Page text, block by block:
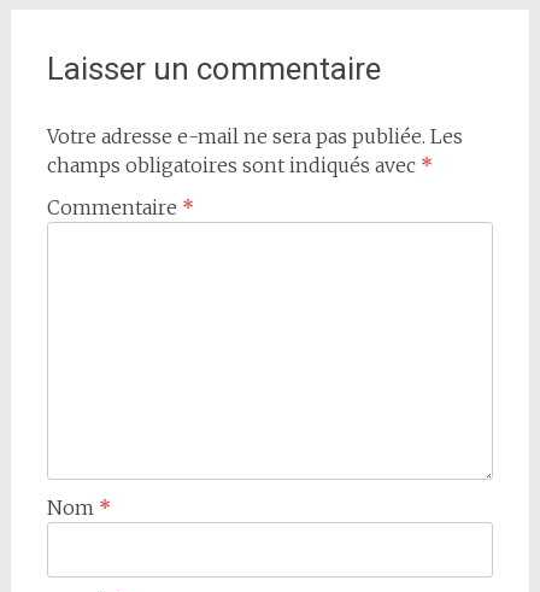
l'article
Laisser un commentaire
Votre adresse e-mail ne sera pas publiée. Les
champs obligatoires sont indiqués avec *
Commentaire *
Nom *